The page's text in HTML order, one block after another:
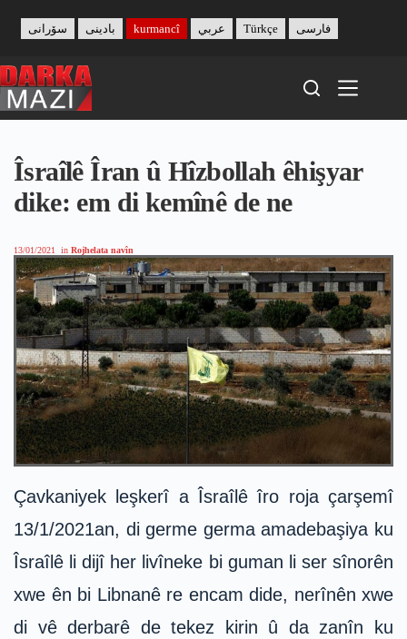
content
بادینی سۆرانی kurmancî عربي Türkçe فارسی
Îsraîlê Îran û Hîzbollah êhişyar
dike: em di kemînê de ne
13/01/2021 in Rojhelata navîn
Çavkaniyek leşkerî a Îsraîlê îro roja çarşemî
13/1/2021an, di germe germa amadebaşiya ku
Îsraîlê li dijî her livîneke bi guman li ser sînorên
xwe ên bi Libnanê re encam dide, nerînên xwe
di vê derbarê de tekez kirin û da zanîn ku